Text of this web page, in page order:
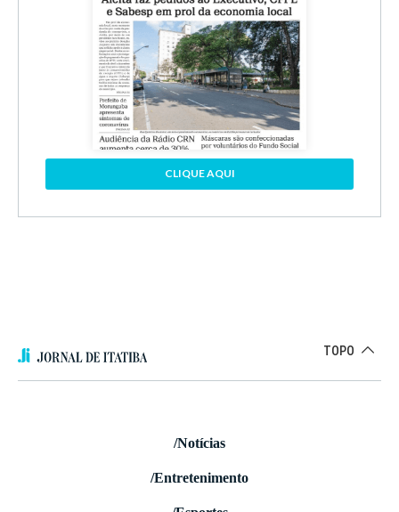
CLIQUE AQUI
TOPO
/Notícias
/Entretenimento